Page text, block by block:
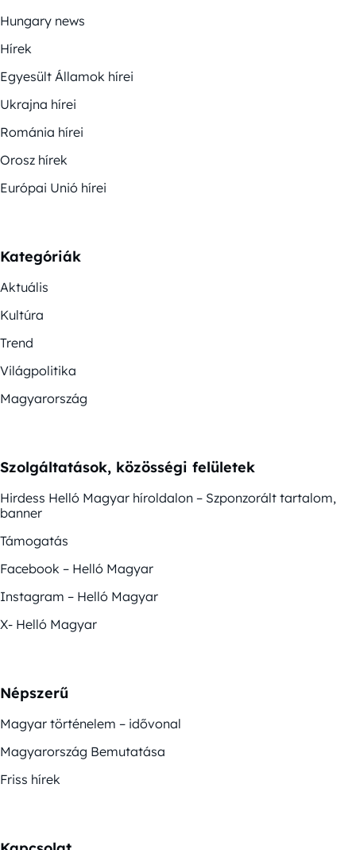
Hungary news
Hírek
Egyesült Államok hírei
Ukrajna hírei
Románia hírei
Orosz hírek
Európai Unió hírei
Kategóriák
Aktuális
Kultúra
Trend
Világpolitika
Magyarország
Szolgáltatások, közösségi felületek
Hirdess Helló Magyar híroldalon – Szponzorált tartalom,
banner
Támogatás
Facebook – Helló Magyar
Instagram – Helló Magyar
X- Helló Magyar
Népszerű
Magyar történelem – idővonal
Magyarország Bemutatása
Friss hírek